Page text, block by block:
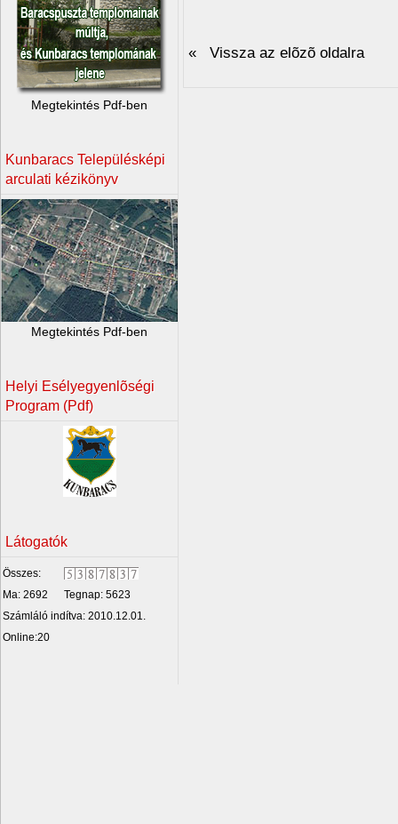
Megtekintés Pdf-ben
Kunbaracs Településképi
arculati kézikönyv
Megtekintés Pdf-ben
Helyi Esélyegyenlõségi
Program (Pdf)
Látogatók
Összes:
Ma: 2692
Tegnap: 5623
Számláló indítva: 2010.12.01.
Online:20
« Vissza az elõzõ oldalra